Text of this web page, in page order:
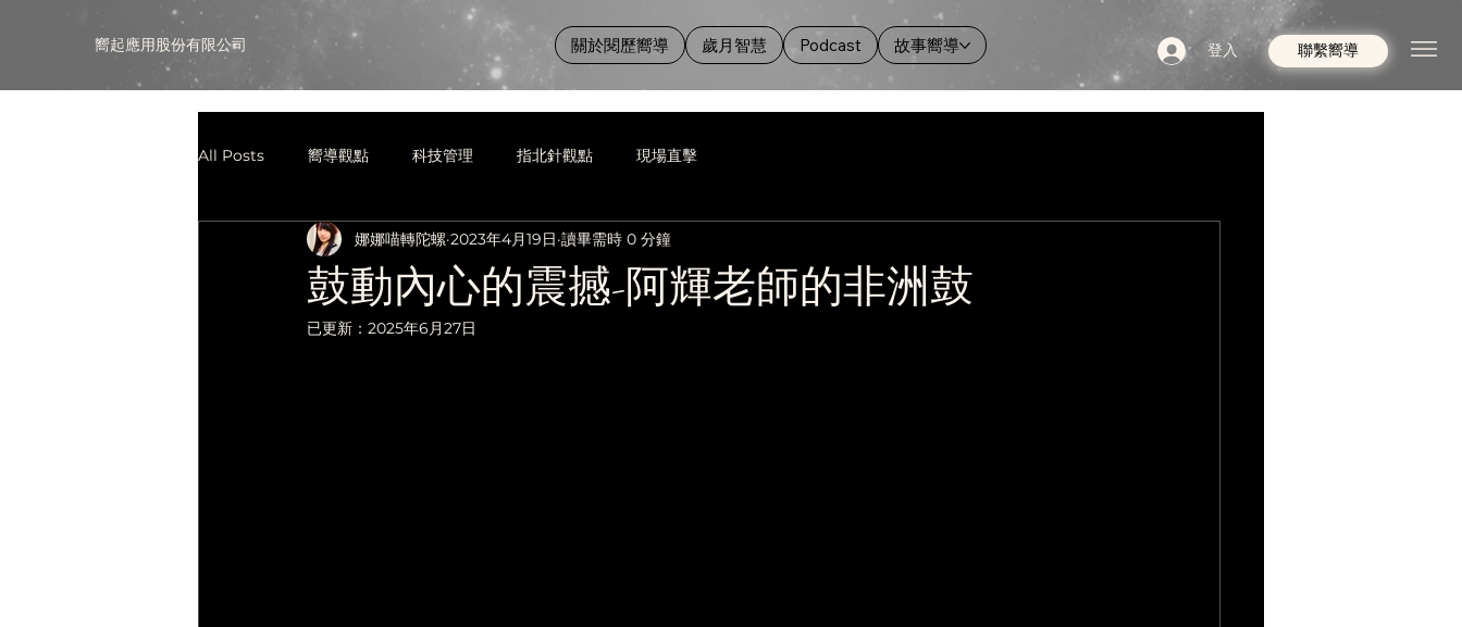
​嚮起應用股份有限公司 關於閱歷嚮導 歲月智慧 Podcast 故事嚮導 登入 聯繫嚮導
All Posts 嚮導觀點 科技管理 指北針觀點 現場直擊
鼓動內心的震撼-阿輝老師的非洲鼓
娜娜喵轉陀螺 2023年4月19日 讀畢需時 0 分鐘
已更新： 2025年6月27日